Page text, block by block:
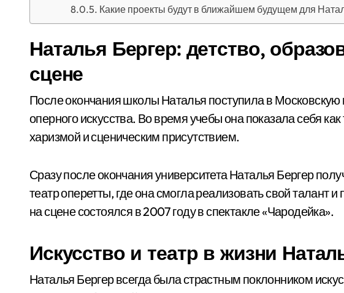
Какие проекты будут в ближайшем будущем для
Наталья Бергер: детство,
сцене
После окончания школы Наталья поступила в Московскую
оперного искусства. Во время учебы она показала себя
харизмой и сценическим присутствием.
Сразу после окончания университета Наталья Бергер
театр оперетты, где она смогла реализовать свой талант
на сцене состоялся в 2007 году в спектакле «Чародейка».
Искусство и театр в жизни
Наталья Бергер всегда была страстным поклонником